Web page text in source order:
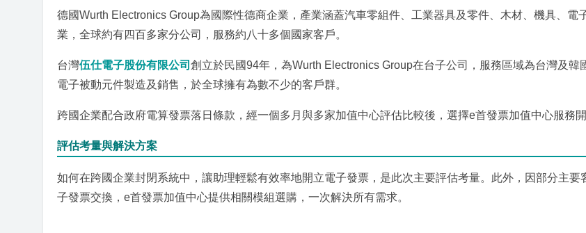
德國Wurth Electronics Group為國際性德商企業，產業涵蓋汽車零組件、工業器具及零件、木材、機具、電
業，全球約有四百多家分公司，服務約八十多個國家客戶。
台灣伍仕電子股份有限公司 創立於民國94年，為Wurth Electronics Group在台子公司，服務區域為台灣及韓
電子被動元件製造及銷售，於全球擁有為數不少的客戶群。
跨國企業配合政府電算發票落日條款，經一個多月與多家加值中心評估比較後，選擇e首發票加值中心服務開
評估考量與解決方案
如何在跨國企業封閉系統中，讓助理輕鬆有效率地開立電子發票，是此次主要評估考量。此外，因部分主要
子發票交換，e首發票加值中心提供相關模組選購，一次解決所有需求。